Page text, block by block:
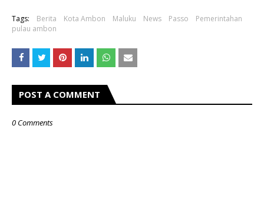
Tags: Berita Kota Ambon Maluku News Passo
Pemerintahan
pulau ambon
POST A COMMENT
0 Comments